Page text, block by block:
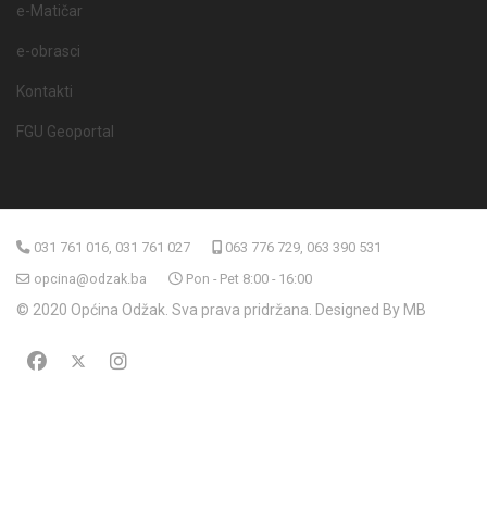
e-Matičar
e-obrasci
Kontakti
FGU Geoportal
031 761 016, 031 761 027
063 776 729, 063 390 531
opcina@odzak.ba
Pon - Pet 8:00 - 16:00
© 2020 Općina Odžak. Sva prava pridržana. Designed By MB